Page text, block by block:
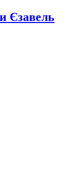
Єзавель